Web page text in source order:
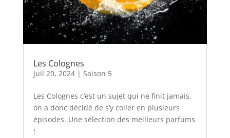
Les Colognes
Juil 20, 2024| Saison 5
Les Colognes c’est un sujet qui ne finit jamais,
on a donc décidé de s’y coller en plusieurs
épisodes. Une sélection des meilleurs parfums
!